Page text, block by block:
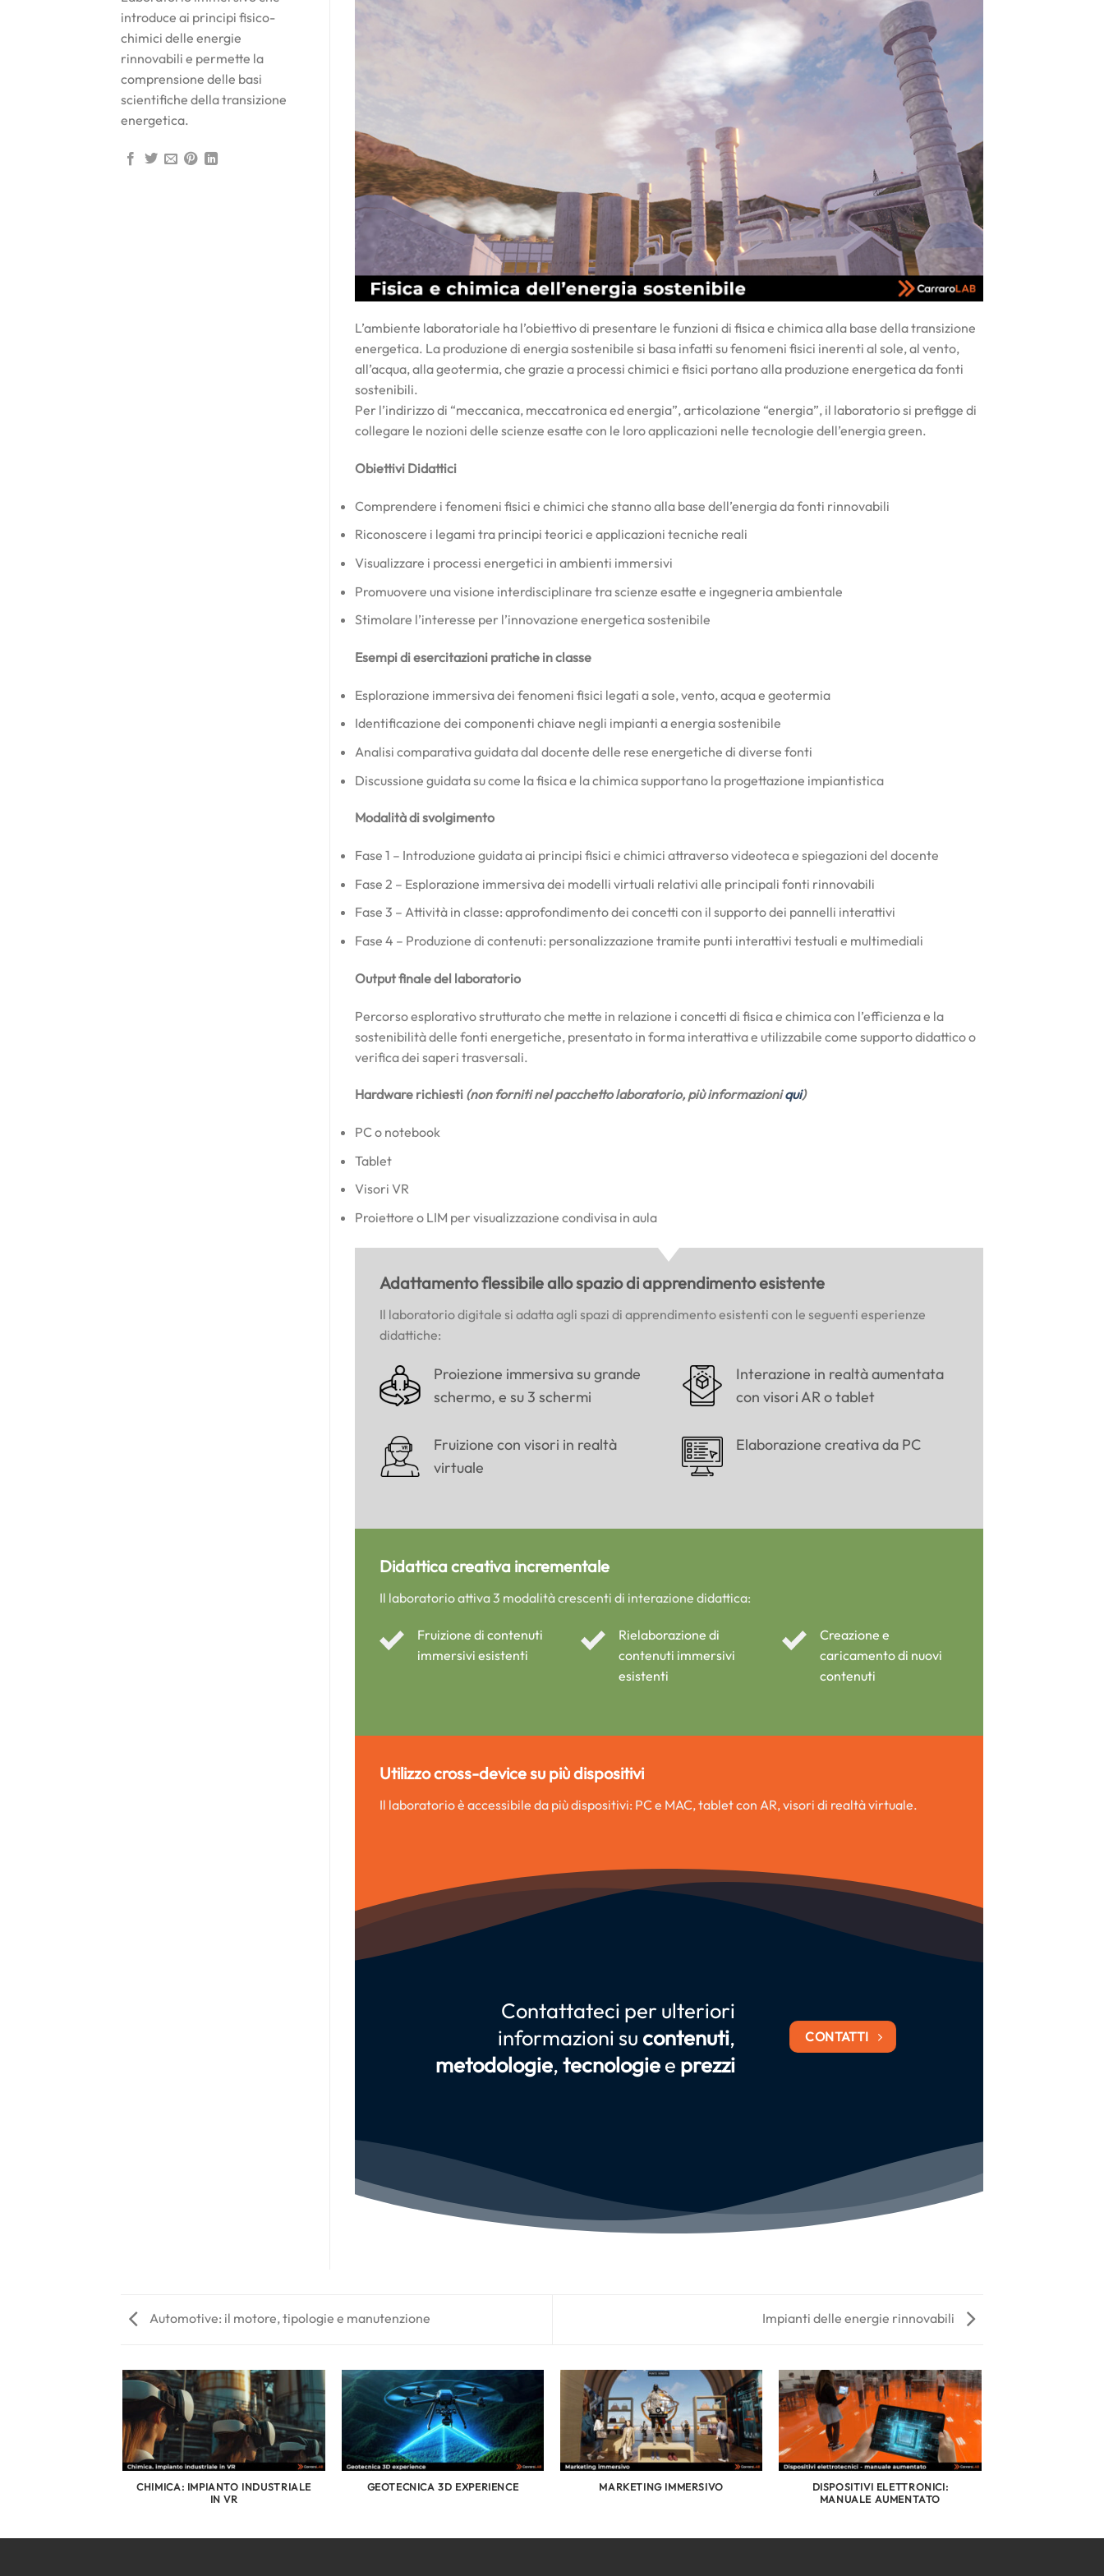
introduce ai principi fisico-
chimici delle energie
rinnovabili e permette la
comprensione delle basi
scientifiche della transizione
energetica.
L’ambiente laboratoriale ha l’obiettivo di presentare le funzioni di fisica e chimica alla base della transizione
energetica. La produzione di energia sostenibile si basa infatti su fenomeni fisici inerenti al sole, al vento,
all’acqua, alla geotermia, che grazie a processi chimici e fisici portano alla produzione energetica da fonti
sostenibili.
Per l’indirizzo di “meccanica, meccatronica ed energia”, articolazione “energia”, il laboratorio si prefigge di
collegare le nozioni delle scienze esatte con le loro applicazioni nelle tecnologie dell’energia green.
Obiettivi Didattici
Comprendere i fenomeni fisici e chimici che stanno alla base dell’energia da fonti rinnovabili
Riconoscere i legami tra principi teorici e applicazioni tecniche reali
Visualizzare i processi energetici in ambienti immersivi
Promuovere una visione interdisciplinare tra scienze esatte e ingegneria ambientale
Stimolare l’interesse per l’innovazione energetica sostenibile
Esempi di esercitazioni pratiche in classe
Esplorazione immersiva dei fenomeni fisici legati a sole, vento, acqua e geotermia
Identificazione dei componenti chiave negli impianti a energia sostenibile
Analisi comparativa guidata dal docente delle rese energetiche di diverse fonti
Discussione guidata su come la fisica e la chimica supportano la progettazione impiantistica
Modalità di svolgimento
Fase 1 – Introduzione guidata ai principi fisici e chimici attraverso videoteca e spiegazioni del docente
Fase 2 – Esplorazione immersiva dei modelli virtuali relativi alle principali fonti rinnovabili
Fase 3 – Attività in classe: approfondimento dei concetti con il supporto dei pannelli interattivi
Fase 4 – Produzione di contenuti: personalizzazione tramite punti interattivi testuali e multimediali
Output finale del laboratorio
Percorso esplorativo strutturato che mette in relazione i concetti di fisica e chimica con l’efficienza e la
sostenibilità delle fonti energetiche, presentato in forma interattiva e utilizzabile come supporto didattico o
verifica dei saperi trasversali.
Hardware richiesti (non forniti nel pacchetto laboratorio, più informazioniqui)
PC o notebook
Tablet
Visori VR
Proiettore o LIM per visualizzazione condivisa in aula
Adattamento flessibile allo spazio di apprendimento esistente
Il laboratorio digitale si adatta agli spazi di apprendimento esistenti con le seguenti esperienze
didattiche:
Proiezione immersiva su grande
schermo, e su 3 schermi
Interazione in realtà aumentata
con visori AR o tablet
Fruizione con visori in realtà
virtuale
Elaborazione creativa da PC
Didattica creativa incrementale
Il laboratorio attiva 3 modalità crescenti di interazione didattica:
Fruizione di contenuti
immersivi esistenti
Rielaborazione di
contenuti immersivi
esistenti
Creazione e
caricamento di nuovi
contenuti
Utilizzo cross-device su più dispositivi
Il laboratorio è accessibile da più dispositivi: PC e MAC, tablet con AR, visori di realtà virtuale.
Contattateci per ulteriori
informazioni su contenuti,
metodologie,tecnologiee prezzi
CONTATTI
Automotive: il motore, tipologie e manutenzione Impianti delle energie rinnovabili
CHIMICA: IMPIANTO INDUSTRIALE
IN VR
GEOTECNICA 3D EXPERIENCE MARKETING IMMERSIVO
DISPOSITIVI ELETTRONICI:
MANUALE AUMENTATO